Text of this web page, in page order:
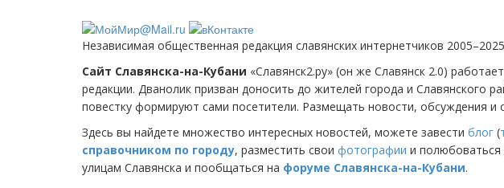
Независимая общественная редакция славянских интернетчиков 2005–2025
Сайт Славянска-на-Кубани «Славянск2.ру» (он же Славянск 2.0)
редакции. Дванолик призван доносить до жителей города и
повестку формируют сами посетители. Размещать новости, обсуждения
Здесь вы найдете множество интересных новостей, можете завести блог (
справочником по городу, разместить свои фотографии и полюбоваться
улицам Славянска и пообщаться на форуме Славянска-на-Кубани.